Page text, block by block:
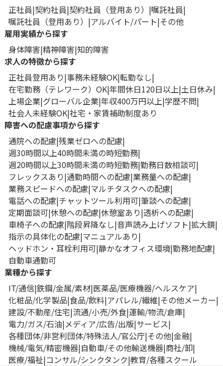
正社員 契約社員 契約社員（登用あり）
嘱託社員
嘱託社員（登用あり）
アルバイト/パート その他
雇用実績から探す
身体障害 精神障害 知的障害
求人の特徴から探す
正社員登用あり 事務未経験OK 転勤なし
在宅勤務（テレワーク）OK 年間休日120日以上 土日休み
上場企業 グローバル企業 年収400万円以上 学歴不問
社会人未経験OK 社宅・家賃補助制度あり
障害への配慮事項から探す
通院への配慮 残業ゼロへの配慮
週30時間以上40時間未満の時短勤務
週20時間以上30時間未満の時短勤務 勤務日数相談可
フレックスあり 通勤時間への配慮 業務量への配慮
業務スピードへの配慮 マルチタスクへの配慮
電話への配慮 チャットツール利用可 筆談への配慮
定期面談可 休憩への配慮 休憩室あり 透析への配慮
車椅子への配慮 階段昇降なし 音声読み上げソフト 拡大鏡
指示の具体化の配慮 マニュアルあり
ヘッドホン・耳栓利用可 静かなオフィス環境 勤務地配慮
自動車通勤可
業種から探す
IT/通信 鉄鋼/金属/素材 医薬品/医療機器/ヘルスケア
化粧品/化学製品 食品/飲料 アパレル/繊維 その他メーカー
建設/不動産/住宅 流通/小売/外食 運輸/物流/倉庫
電力/ガス/石油 メディア/広告/出版 サービス
各種団体/非営利団体/特殊法人/官公庁 その他 金融
機械/電気/精密機器 自動車/その他輸送機器 商社/卸
医療/福祉 コンサル/シンクタンク 教育/各種スクール